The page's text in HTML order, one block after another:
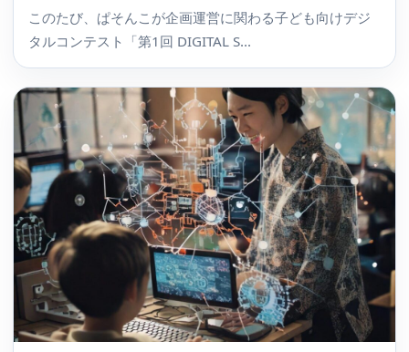
このたび、ぱそんこが企画運営に関わる子ども向けデジ
タルコンテスト「第1回 DIGITAL S...